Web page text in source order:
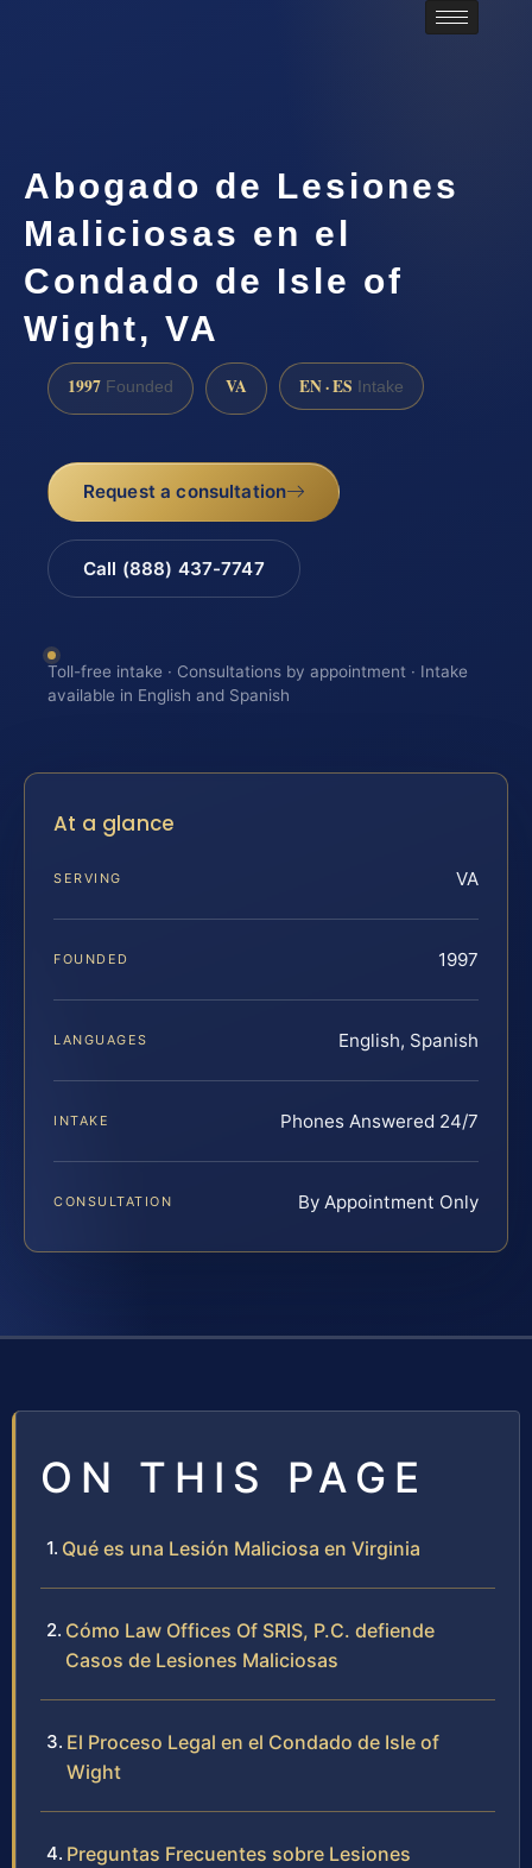
Abogado de Lesiones
Maliciosas en el
Condado de Isle of
Wight, VA
1997 Founded VA EN · ES Intake
Request a consultation
Call (888) 437-7747
Toll-free intake · Consultations by appointment · Intake
available in English and Spanish
At a glance
SERVING VA
FOUNDED 1997
LANGUAGES English, Spanish
INTAKE Phones Answered 24/7
CONSULTATION By Appointment Only
ON THIS PAGE
Qué es una Lesión Maliciosa en Virginia
Cómo Law Offices Of SRIS, P.C. defiende
Casos de Lesiones Maliciosas
El Proceso Legal en el Condado de Isle of
Wight
Preguntas Frecuentes sobre Lesiones